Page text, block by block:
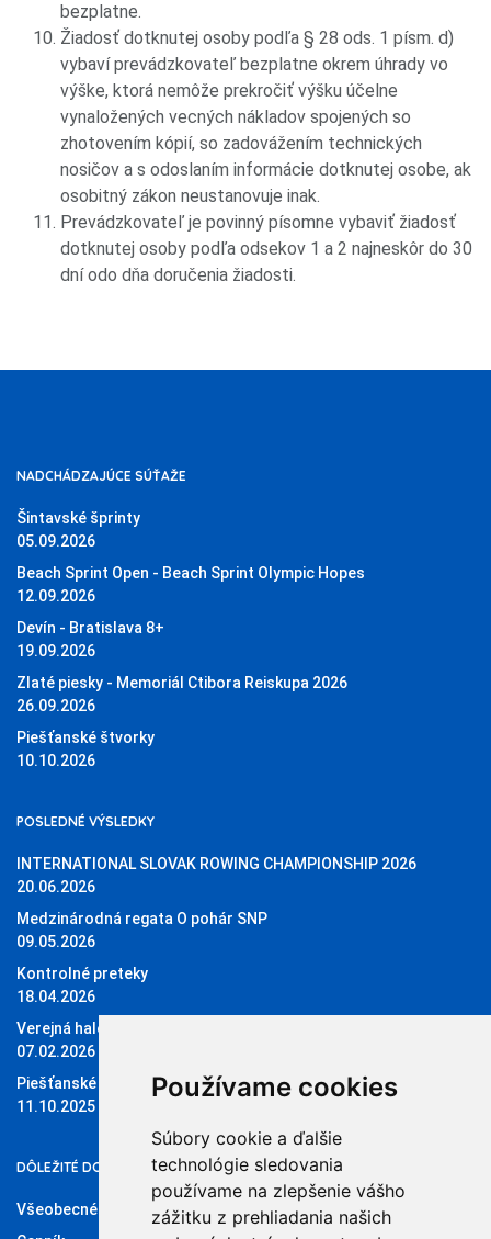
Používame cookies
Súbory cookie a ďalšie
technológie sledovania
používame na zlepšenie vášho
zážitku z prehliadania našich
bezplatne.
Žiadosť dotknutej osoby podľa § 28 ods. 1 písm. d)
vybaví prevádzkovateľ bezplatne okrem úhrady vo
výške, ktorá nemôže prekročiť výšku účelne
vynaložených vecných nákladov spojených so
zhotovením kópií, so zadovážením technických
nosičov a s odoslaním informácie dotknutej osobe, ak
osobitný zákon neustanovuje inak.
Prevádzkovateľ je povinný písomne vybaviť žiadosť
dotknutej osoby podľa odsekov 1 a 2 najneskôr do 30
dní odo dňa doručenia žiadosti.
NADCHÁDZAJÚCE SÚŤAŽE
Šintavské šprinty
05.09.2026
Beach Sprint Open - Beach Sprint Olympic Hopes
12.09.2026
Devín - Bratislava 8+
19.09.2026
Zlaté piesky - Memoriál Ctibora Reiskupa 2026
26.09.2026
Piešťanské štvorky
10.10.2026
POSLEDNÉ VÝSLEDKY
INTERNATIONAL SLOVAK ROWING CHAMPIONSHIP 2026
20.06.2026
Medzinárodná regata O pohár SNP
09.05.2026
Kontrolné preteky
18.04.2026
Verejná halová regata O pohár Sĺňavy
07.02.2026
Piešťanské štvorky 11.10.2025
11.10.2025
DÔLEŽITÉ DOKUMENTY
Všeobecné obchodné podmienky